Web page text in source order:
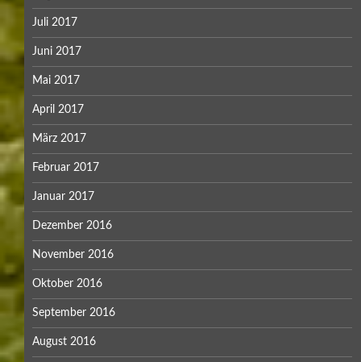
Juli 2017
Juni 2017
Mai 2017
April 2017
März 2017
Februar 2017
Januar 2017
Dezember 2016
November 2016
Oktober 2016
September 2016
August 2016